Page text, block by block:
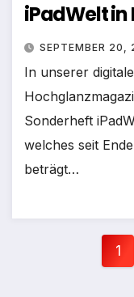
iPadWelt in
SEPTEMBER 20,
In unserer
Sonderheft
welches seit
beträgt…
1